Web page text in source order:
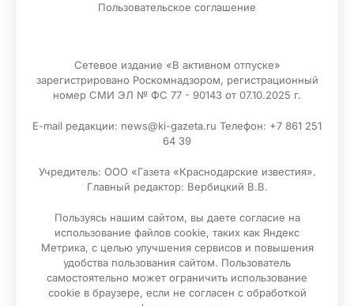
Пользовательское соглашение
Сетевое издание «В активном отпуске»
зарегистрировано Роскомнадзором, регистрационный
номер СМИ ЭЛ № ФС 77 - 90143 от 07.10.2025 г.
E-mail редакции: news@ki-gazeta.ru Телефон: +7 861 251
64 39
Учредитель: ООО «Газета «Краснодарские известия».
Главный редактор: Вербицкий В.В.
Пользуясь нашим сайтом, вы даете согласие на
использование файлов сооkіе, таких как Яндекс
Метрика, с целью улучшения сервисов и повышения
удобства пользования сайтом. Пользователь
самостоятельно может ограничить использование
сооkіе в браузере, если не согласен с обработкой